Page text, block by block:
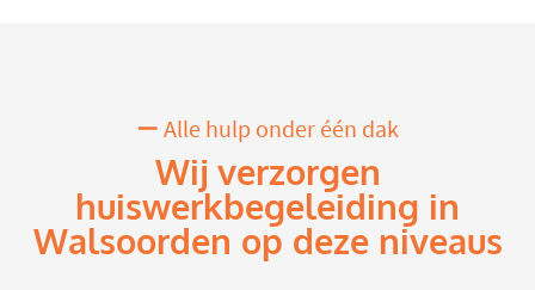
Alle hulp onder één dak
Wij verzorgen
huiswerkbegeleiding in
Walsoorden op deze niveaus